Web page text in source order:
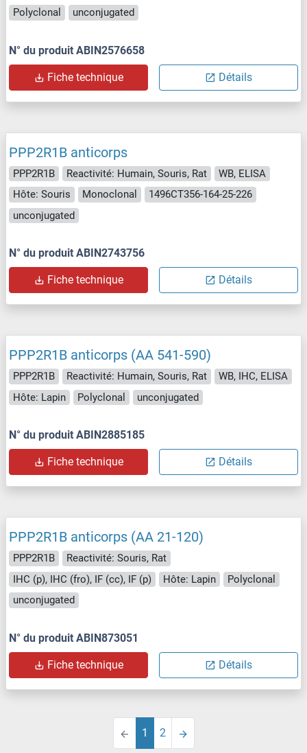
Polyclonal unconjugated
N° du produit ABIN2576658
Fiche technique Détails
PPP2R1B anticorps
PPP2R1B Reactivité: Humain, Souris, Rat
WB, ELISA
Hôte: Souris
Monoclonal
1496CT356-164-25-226
unconjugated
N° du produit ABIN2743756
Fiche technique Détails
PPP2R1B anticorps (AA 541-590)
PPP2R1B Reactivité: Humain, Souris, Rat
WB, IHC, ELISA
Hôte: Lapin
Polyclonal unconjugated
N° du produit ABIN2885185
Fiche technique Détails
PPP2R1B anticorps (AA 21-120)
PPP2R1B
Reactivité: Souris, Rat
IHC (p), IHC (fro), IF (cc), IF (p)
Hôte: Lapin
Polyclonal
unconjugated
N° du produit ABIN873051
Fiche technique Détails
1 2